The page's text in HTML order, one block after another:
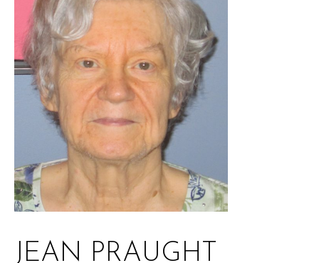
JEAN PRAUGHT